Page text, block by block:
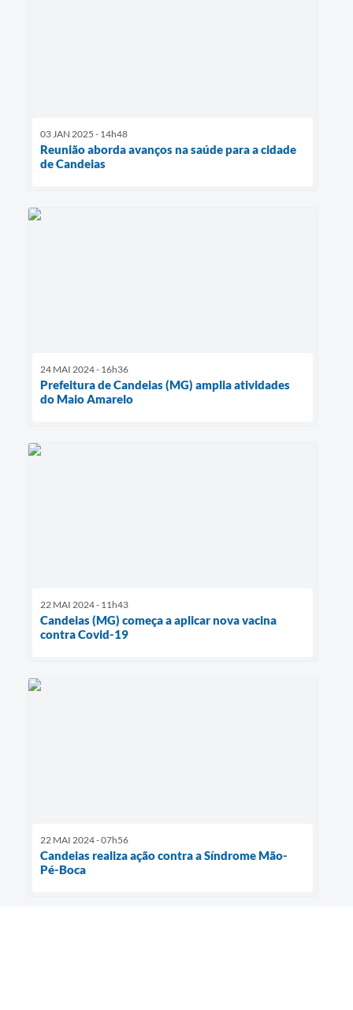
03 JAN 2025 - 14h48
Reunião aborda avanços na saúde para a cidade
de Candeias
24 MAI 2024 - 16h36
Prefeitura de Candeias (MG) amplia atividades
do Maio Amarelo
22 MAI 2024 - 11h43
Candeias (MG) começa a aplicar nova vacina
contra Covid-19
22 MAI 2024 - 07h56
Candeias realiza ação contra a Síndrome Mão-
Pé-Boca